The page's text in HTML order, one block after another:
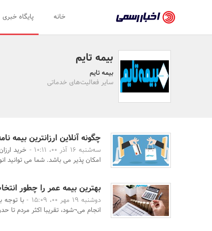
رسمی
-
اخبار
تایید
سازمان‌ها
روابط
عمومی‌ها
خانه پایگاه خبری
بیمه تایم
بیمه تایم
سایر فعالیت‌های خدماتی
چگونه آنلاین ارزانترین بیمه
سه‌شنبه 16 آذر 00، 10:11 -
خرید
امکان پذیر می باشد. شما می توانید
بهترین بیمه عمر را چطور
دوشنبه 19 مهر 00، 15:09 -
با توجه
انجام می¬‌شود، تقریبا اکثر مردم تا